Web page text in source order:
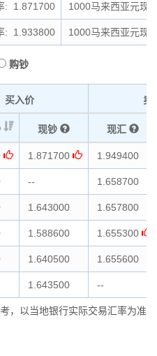
: 1.871700 1000马来西亚元现
: 1.933800 1000马来西亚元现
购钞
买入价 卖
现钞 现汇
1.871700 1.949400
-- 1.658700
1.643000 1.657800
1.588600 1.655300
1.640500 1.655600
1.643500 --
，以当地银行实际交易汇率为准